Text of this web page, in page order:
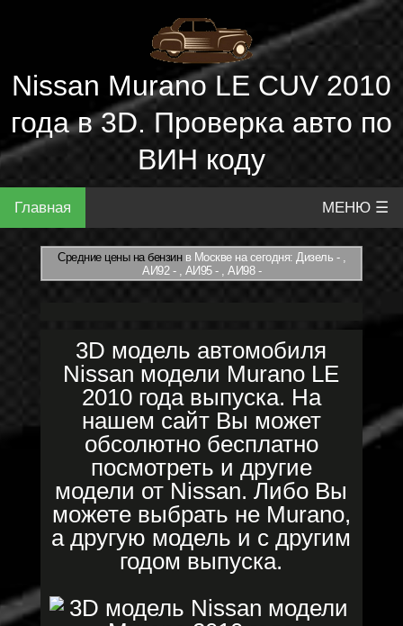
Nissan Murano LE CUV 2010
года в 3D. Проверка авто по
ВИН коду
Главная МЕНЮ ☰
Средние цены на бензинв Москве на сегодня: Дизель - ,
АИ92 - , АИ95 - , АИ98 -
3D модель автомобиля
Nissan модели Murano LE
2010 года выпуска. На
нашем сайт Вы может
обсолютно бесплатно
посмотреть и другие
модели от Nissan. Либо Вы
можете выбрать не Murano,
а другую модель и с другим
годом выпуска.